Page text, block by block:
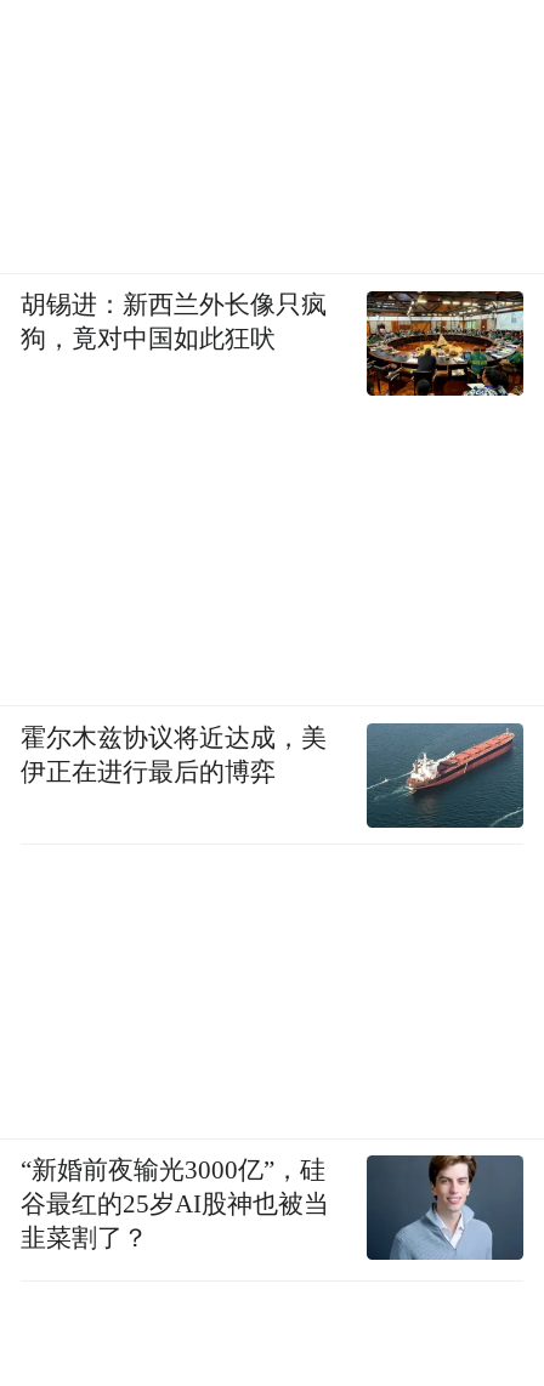
胡锡进：新西兰外长像只疯
狗，竟对中国如此狂吠
霍尔木兹协议将近达成，美
伊正在进行最后的博弈
“新婚前夜输光3000亿”，硅
谷最红的25岁AI股神也被当
韭菜割了？